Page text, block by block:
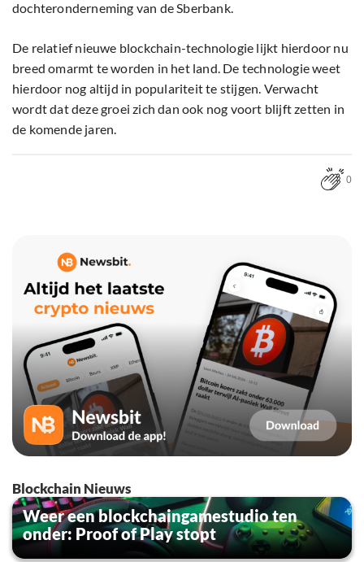
dochteronderneming van de Sberbank.
De relatief nieuwe blockchain-technologie lijkt hierdoor nu
breed omarmt te worden in het land. De technologie weet
hierdoor nog altijd in populariteit te stijgen. Verwacht
wordt dat deze groei zich dan ook nog voort blijft zetten in
de komende jaren.
0
Blockchain Nieuws
Weer een blockchaingamestudio ten
onder: Proof of Play stopt